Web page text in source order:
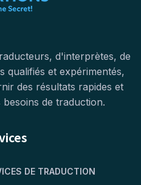
d'interprètes, de
qualifiés et expérimentés,
des résultats rapides et
de traduction.
DE TRADUCTION